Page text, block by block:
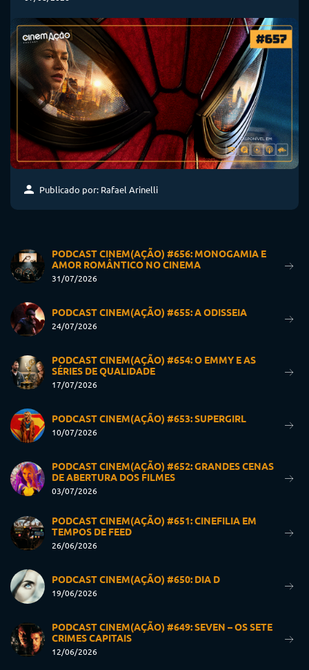
Publicado por: Rafael Arinelli
PODCAST CINEM(AÇÃO) #656: MONOGAMIA E
AMOR ROMÂNTICO NO CINEMA
31/07/2026
PODCAST CINEM(AÇÃO) #655: A ODISSEIA
24/07/2026
PODCAST CINEM(AÇÃO) #654: O EMMY E AS
SÉRIES DE QUALIDADE
17/07/2026
PODCAST CINEM(AÇÃO) #653: SUPERGIRL
10/07/2026
PODCAST CINEM(AÇÃO) #652: GRANDES CENAS
DE ABERTURA DOS FILMES
03/07/2026
PODCAST CINEM(AÇÃO) #651: CINEFILIA EM
TEMPOS DE FEED
26/06/2026
PODCAST CINEM(AÇÃO) #650: DIA D
19/06/2026
PODCAST CINEM(AÇÃO) #649: SEVEN – OS SETE
CRIMES CAPITAIS
12/06/2026